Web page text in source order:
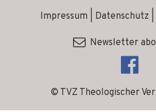
© TVZ Theologischer
Impressum Datenschutz
Newsletter